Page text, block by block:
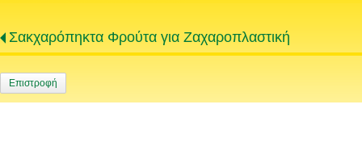
Σακχαρόπηκτα Φρούτα για Ζαχαροπλαστική
Επιστροφή